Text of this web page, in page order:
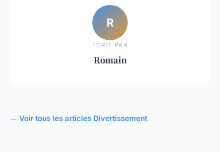
R
ECRIT PAR
Romain
← Voir tous les articles Divertissement